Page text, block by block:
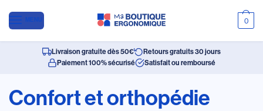
MENU 0
Livraison gratuite dès 50€
Retours gratuits 30 jours
Paiement 100% sécurisé
Satisfait ou remboursé
Confort et orthopédie